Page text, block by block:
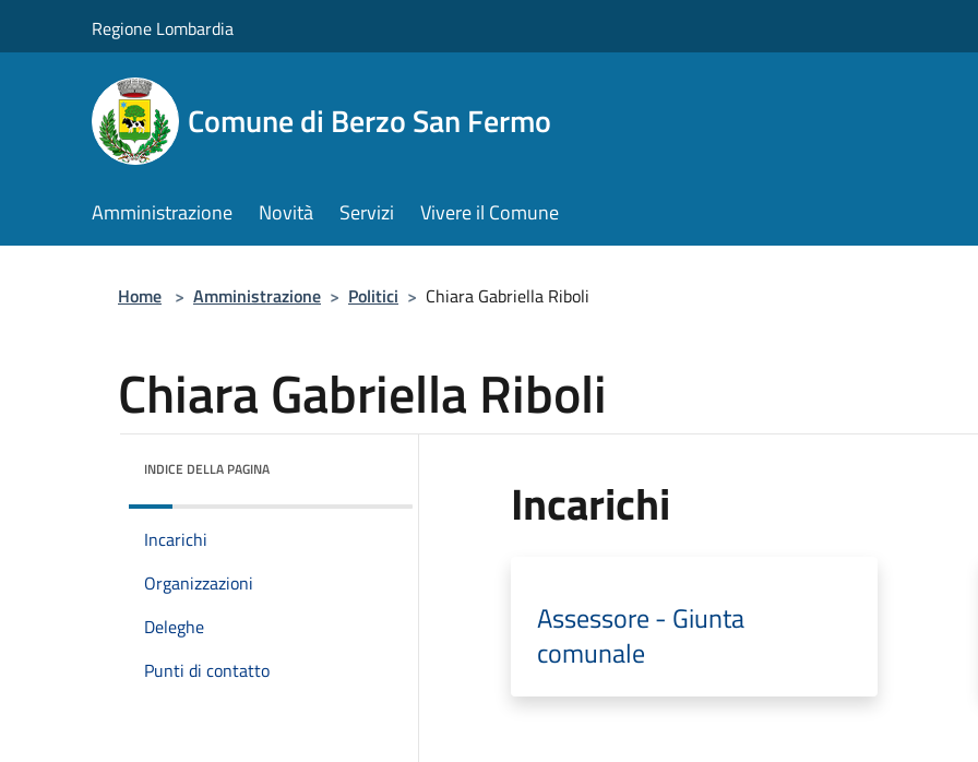
Regione Lombardia
Comune di Berzo San Fermo
Amministrazione Novità Servizi Vivere il Comune
Home > Amministrazione > Politici > Chiara Gabriella Riboli
Chiara Gabriella Riboli
INDICE DELLA PAGINA
Incarichi
Organizzazioni
Deleghe
Punti di contatto
Incarichi
Assessore - Giunta
comunale